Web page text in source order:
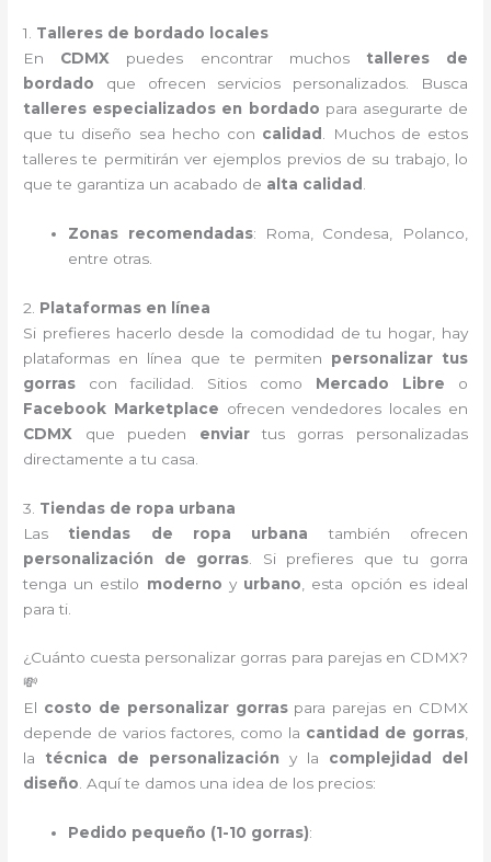
1. Talleres de bordado locales
En CDMX puedes encontrar muchos talleres de
bordado que ofrecen servicios personalizados. Busca
talleres especializados en bordado para asegurarte de
que tu diseño sea hecho con calidad
. Muchos de estos
talleres te permitirán ver ejemplos previos de su trabajo, lo
que te garantiza un acabado de alta calidad
Zonas recomendadas: Roma, Condesa, Polanco,
entre otras.
2. Plataformas en línea
Si prefieres hacerlo desde la comodidad de tu hogar, hay
plataformas en línea que te permiten personalizar tus
gorras con facilidad. Sitios como Mercado Libre o
Facebook Marketplace ofrecen vendedores locales en
CDMX que pueden enviartus gorras personalizadas
directamente a tu casa.
3. Tiendas de ropa urbana
Las tiendas de ropa urbana también ofrecen
personalización de gorras . Si prefieres que tu gorra
tenga un estilo moderno y urbano , esta opción es ideal
para ti.
¿Cuánto cuesta personalizar gorras para parejas en CDMX?
💸
El costo de personalizar gorraspara parejas en CDMX
depende de varios factores, como la cantidad de gorras,
la técnica de personalización y la complejidad del
diseño. Aquí te damos una idea de los precios:
Pedido pequeño (1-10 gorras):